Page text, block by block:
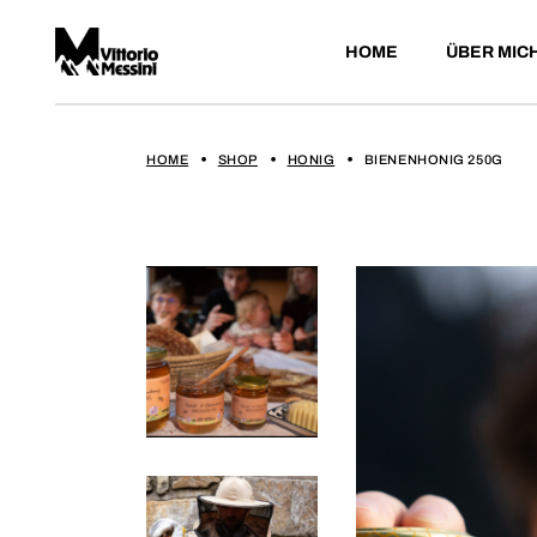
HOME ÜBER
HOME SHOP HONIG BIENENHONIG 250G